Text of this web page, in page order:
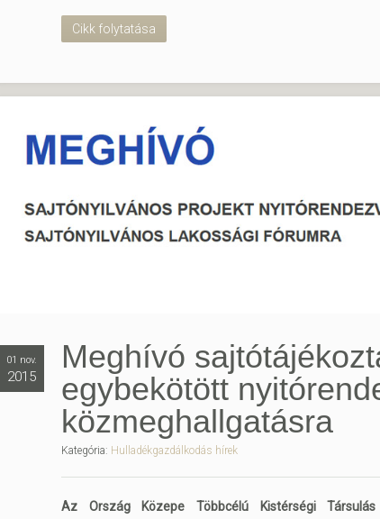
Cikk folytatása
01 nov.
2015
Meghívó
egybekötött
közmeghallgatásra
Kategória: Hulladékgazdálkodás hírek
Az Ország Közepe Többcélú Kistérségi